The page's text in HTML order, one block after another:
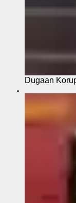
Dugaan